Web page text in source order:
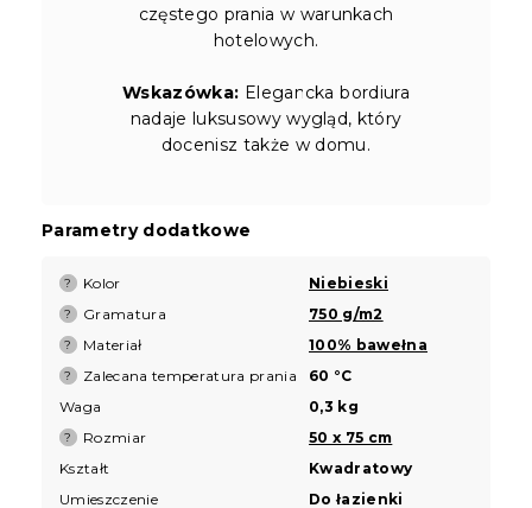
częstego prania w warunkach
hotelowych.
Wskazówka: Elegancka bordiura
nadaje luksusowy wygląd, który
docenisz także w domu.
Parametry dodatkowe
? Kolor Niebieski
? Gramatura 750 g/m2
? Materiał 100% bawełna
? Zalecana temperatura prania
60 °C
Waga
0,3 kg
? Rozmiar
50 x 75 cm
Kształt
Kwadratowy
Umieszczenie
Do łazienki